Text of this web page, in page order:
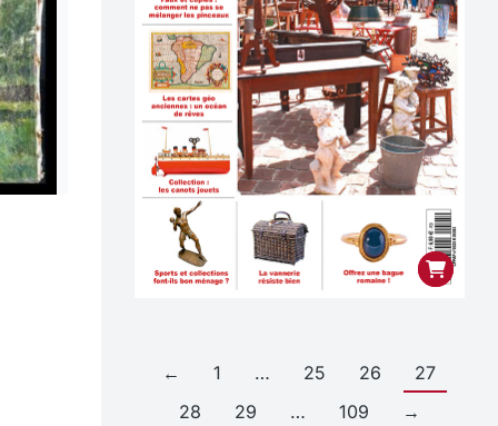
← 1 … 25 26
27
28
29 … 109 →